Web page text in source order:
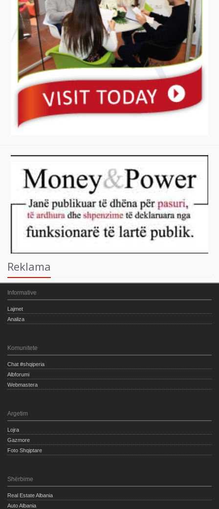
Reklama
Informative
Lajmet
Analiza
Komunitete
Chat #shqiperia
Albforumi
Webmastera
Argetim
Lojra
Gazmore
Foto Shqiptare
Shërbime
Real Estate Albania
Auto Albania